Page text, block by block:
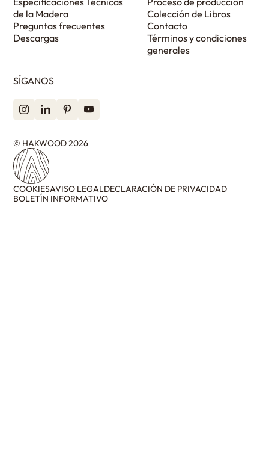
de la Madera
Preguntas frecuentes
Descargas
Colección de Libros
Contacto
Términos y condiciones
generales
SÍGANOS
© HAKWOOD 2026
COOKIESAVISO LEGALDECLARACIÓN DE PRIVACIDAD
BOLETÍN INFORMATIVO